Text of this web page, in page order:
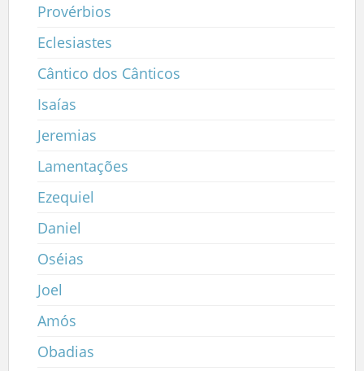
Provérbios
Eclesiastes
Cântico dos Cânticos
Isaías
Jeremias
Lamentações
Ezequiel
Daniel
Oséias
Joel
Amós
Obadias